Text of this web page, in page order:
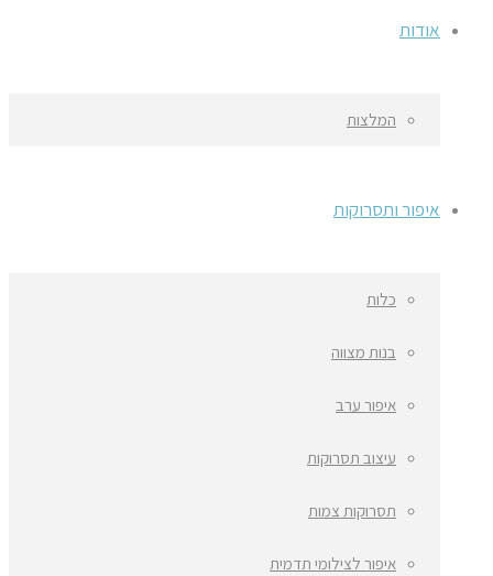
אודות
המלצות
איפור ותסרוקות
כלות
בנות מצווה
איפור ערב
עיצוב תסרוקות
תסרוקות צמות
איפור לצילומי תדמית